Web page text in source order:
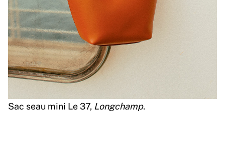
Sac seau mini Le 37, Longchamp.